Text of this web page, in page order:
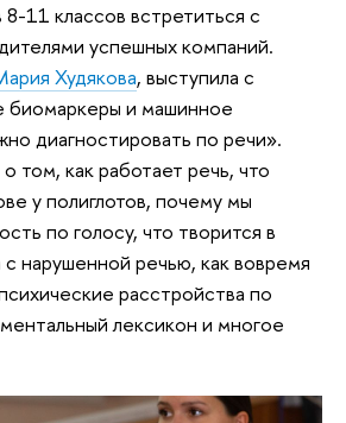
11 классов встретиться с
успешных компаний.
Худякова, выступила с
биомаркеры и машинное
диагностировать по речи».
том, как работает речь, что
у полиглотов, почему мы
по голосу, что творится в
с нарушенной речью, как вовремя
расстройства по
лексикон и многое